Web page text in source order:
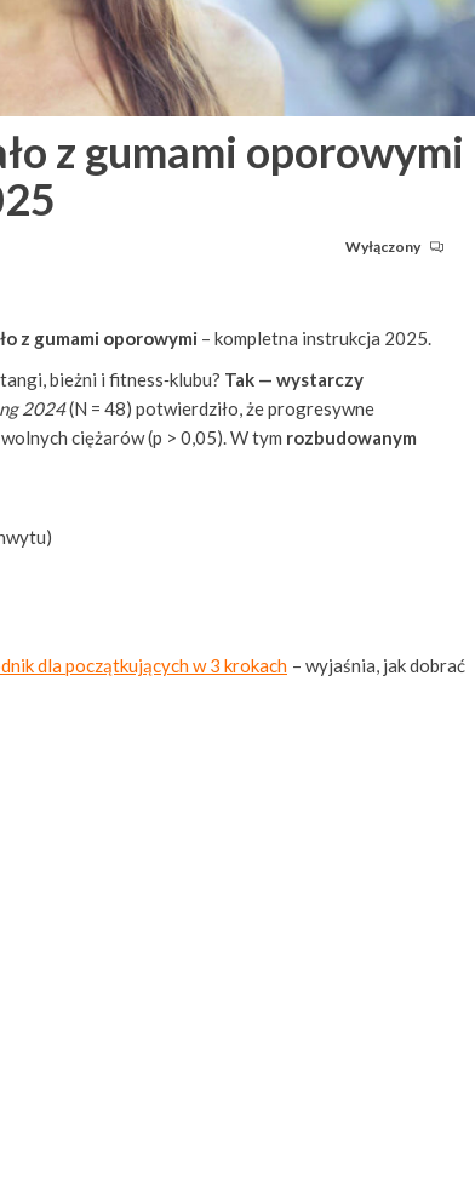
z gumami oporowymi
Wyłączony
z gumami oporowymi – kompletna instrukcja 2025.
bieżni i fitness‑klubu? Tak — wystarczy
2024(N = 48) potwierdziło, że progresywne
ciężarów (p > 0,05). W tym rozbudowanym
dla początkujących w 3 krokach – wyjaśnia, jak dobrać